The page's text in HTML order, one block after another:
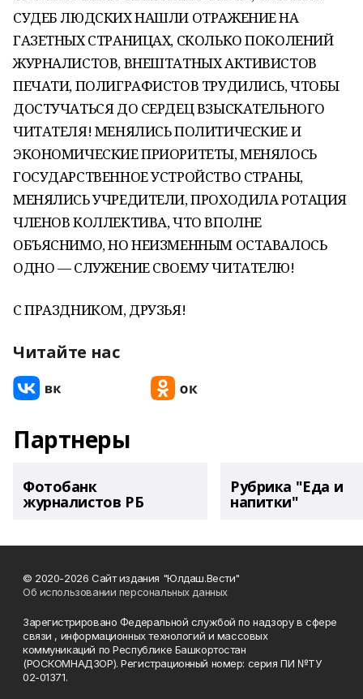
СУДЕБ ЛЮДСКИХ НАШЛИ ОТРАЖЕНИЕ НА
ГАЗЕТНЫХ СТРАНИЦАХ, СКОЛЬКО ПОКОЛЕНИЙ
ЖУРНАЛИСТОВ, ВНЕШТАТНЫХ АКТИВИСТОВ
ПЕЧАТИ, ПОЛИГРАФИСТОВ ТРУДИЛИСЬ, ЧТОБЫ
ДОСТУЧАТЬСЯ ДО СЕРДЕЦ ВЗЫСКАТЕЛЬНОГО
ЧИТАТЕЛЯ! МЕНЯЛИСЬ ПОЛИТИЧЕСКИЕ И
ЭКОНОМИЧЕСКИЕ ПРИОРИТЕТЫ, МЕНЯЛОСЬ
ГОСУДАРСТВЕННОЕ УСТРОЙСТВО СТРАНЫ,
МЕНЯЛИСЬ УЧРЕДИТЕЛИ, ПРОХОДИЛА РОТАЦИЯ
ЧЛЕНОВ КОЛЛЕКТИВА, ЧТО ВПОЛНЕ
ОБЪЯСНИМО, НО НЕИЗМЕННЫМ ОСТАВАЛОСЬ
ОДНО — СЛУЖЕНИЕ СВОЕМУ ЧИТАТЕЛЮ!
С ПРАЗДНИКОМ, ДРУЗЬЯ!
Читайте нас
Партнеры
Фотобанк
журналистов РБ
Рубрика "Еда и
напитки"
© 2020-2026 Сайт издания "Юлдаш.Вести"
Об использовании персональных данных
Зарегистрировано Федеральной службой по надзору в сфере
связи , информационных технологий и массовых
коммуникаций по Республике Башкортостан
(РОСКОМНАДЗОР). Регистрационный номер: серия ПИ №ТУ
02-01371.